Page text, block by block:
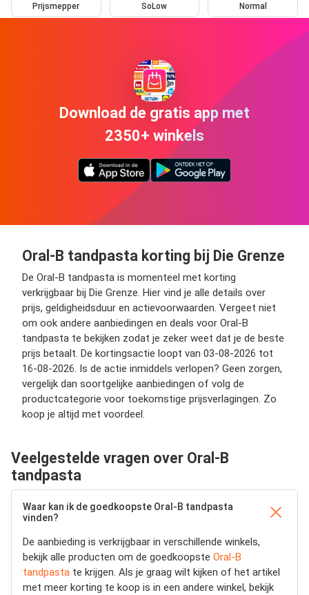
Prijsmepper SoLow Normal
Download de gratis app met
2350+ winkels
Oral-B tandpasta korting bij Die Grenze
De Oral-B tandpasta is momenteel met korting
verkrijgbaar bij Die Grenze. Hier vind je alle details over
prijs, geldigheidsduur en actievoorwaarden. Vergeet niet
om ook andere aanbiedingen en deals voor Oral-B
tandpasta te bekijken zodat je zeker weet dat je de beste
prijs betaalt. De kortingsactie loopt van 03-08-2026 tot
16-08-2026. Is de actie inmiddels verlopen? Geen zorgen,
vergelijk dan soortgelijke aanbiedingen of volg de
productcategorie voor toekomstige prijsverlagingen. Zo
koop je altijd met voordeel.
Veelgestelde vragen over Oral-B
tandpasta
Waar kan ik de goedkoopste Oral-B tandpasta
vinden?
De aanbieding is verkrijgbaar in verschillende winkels,
bekijk alle producten om de goedkoopste Oral-B
tandpasta te krijgen. Als je graag wilt kijken of het artikel
met meer korting te koop is in een andere winkel, bekijk